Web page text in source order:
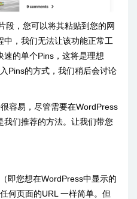
段，您可以将其粘贴到您的网
，我们无法让该功能正常工
的单个Pins，这将是理想
Pins的方式，我们稍后会讨论
容易，尽管需要在WordPress
我们推荐的方法。让我们带您
即您想在WordPress中显示的
何页面的URL 一样简单。但